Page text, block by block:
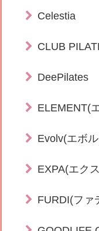
Celestia
CLUB
DeePilates
ELEMENT(
Evolv(エボ
EXPA(エク
FURDI(ファ